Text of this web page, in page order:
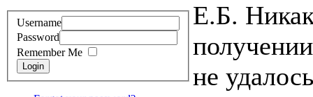
Username
Password
Remember Me
Login
Е.Б.
не